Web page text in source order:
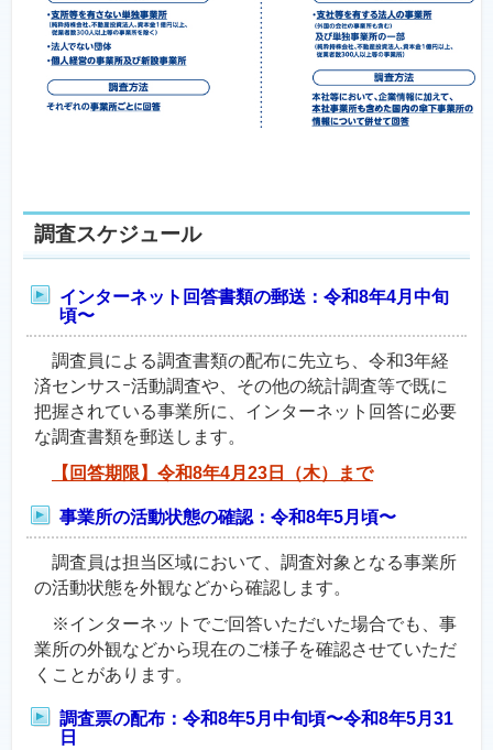
調査スケジュール
インターネット回答書類の郵送：令和8年4月中旬
頃〜
調査員による調査書類の配布に先立ち、令和3年経
済センサスｰ活動調査や、その他の統計調査等で既に
把握されている事業所に、インターネット回答に必要
な調査書類を郵送します。
【回答期限】令和8年4月23日（木）まで
事業所の活動状態の確認：令和8年5月頃〜
調査員は担当区域において、調査対象となる事業所
の活動状態を外観などから確認します。
※インターネットでご回答いただいた場合でも、事
業所の外観などから現在のご様子を確認させていただ
くことがあります。
調査票の配布：令和8年5月中旬頃〜令和8年5月31
日